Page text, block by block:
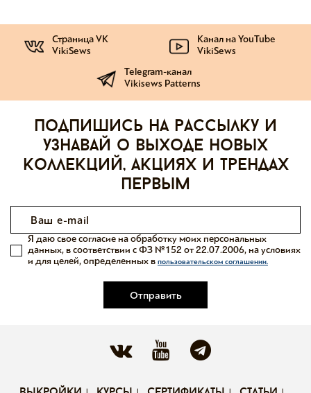
Страница VK
VikiSews
Канал на YouTube
VikiSews
Telegram-канал
Vikisews Patterns
Подпишись на рассылку и
узнавай о выходе новых
коллекций, акциях и трендах
первым
Отправить
Я даю свое согласие на обработку моих персональных
данных, в соответствии с ФЗ №152 от 22.07.2006, на условиях
и для целей, определенных в пользовательском соглашении.